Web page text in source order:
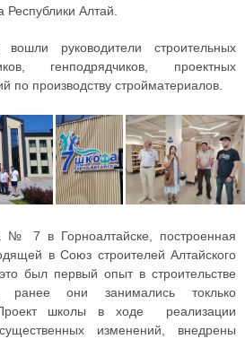
Республики Алтай.
руководители строительных
генподрядчиков, проектных
по производству стройматериалов.
7 в Горноалтайске, построенная
в Союз строителей Алтайского
был первый опыт в строительстве
ранее они занимались токлько
Проект школы в ходе реализации
изменений, внедрены